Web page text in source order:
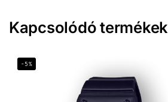
Kapcsolódó termékek
-5%